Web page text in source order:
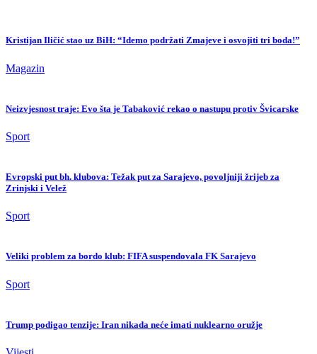
Kristijan Iličić stao uz BiH: “Idemo podržati Zmajeve i osvojiti tri boda!”
Magazin
Neizvjesnost traje: Evo šta je Tabaković rekao o nastupu protiv Švicarske
Sport
Evropski put bh. klubova: Težak put za Sarajevo, povoljniji žrijeb za
Zrinjski i Velež
Sport
Veliki problem za bordo klub: FIFA suspendovala FK Sarajevo
Sport
Trump podigao tenzije: Iran nikada neće imati nuklearno oružje